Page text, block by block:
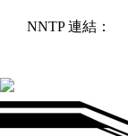
NNTP 連結：